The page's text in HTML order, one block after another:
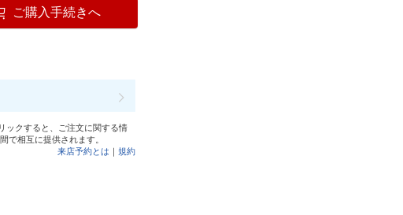
ご購入手続きへ
ックすると、ご注文に関する情
で相互に提供されます。
来店予約とは ｜規約